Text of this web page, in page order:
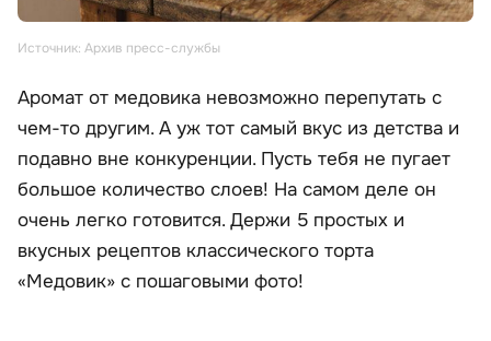
Источник: Архив пресс-службы
Аромат от медовика невозможно перепутать с
чем-то другим. А уж тот самый вкус из детства и
подавно вне конкуренции. Пусть тебя не пугает
большое количество слоев! На самом деле он
очень легко готовится. Держи 5 простых и
вкусных рецептов классического торта
«Медовик» с пошаговыми фото!